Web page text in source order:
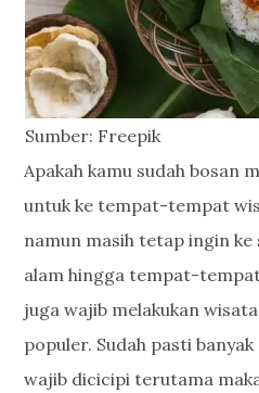
Sumber: Freepik
Apakah kamu sudah bosan
untuk ke tempat-tempat
namun masih tetap ingin ke
alam hingga tempat-
juga wajib melakukan
populer. Sudah pasti
wajib dicicipi terutama